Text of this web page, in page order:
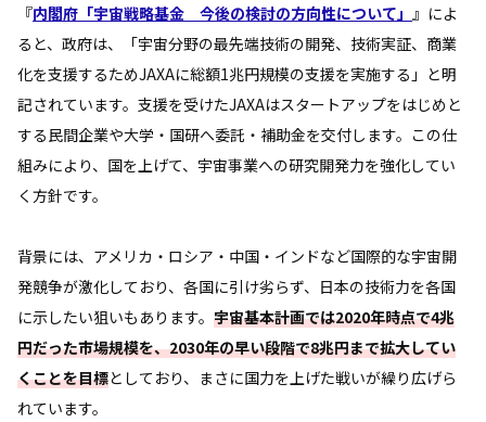
『内閣府「宇宙戦略基金 今後の検討の方向性について」 』によ
ると、政府は、「宇宙分野の最先端技術の開発、技術実証、商業
化を支援するためJAXAに総額1兆円規模の支援を実施する」と明
記されています。支援を受けたJAXAはスタートアップをはじめと
する民間企業や大学・国研へ委託・補助金を交付します。この仕
組みにより、国を上げて、宇宙事業への研究開発力を強化してい
く方針です。
背景には、アメリカ・ロシア・中国・インドなど国際的な宇宙開
発競争が激化しており、各国に引け劣らず、日本の技術力を各国
に示したい狙いもあります。 宇宙基本計画では2020年時点で4兆
円だった市場規模を、2030年の早い段階で8兆円まで拡大してい
くことを目標としており、まさに国力を上げた戦いが繰り広げら
れています。